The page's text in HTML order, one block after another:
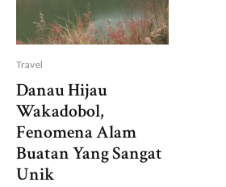
Travel
Danau Hijau
Wakadobol,
Fenomena Alam
Buatan Yang Sangat
Unik